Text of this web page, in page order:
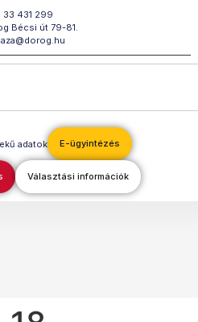
33 431 299
Bécsi út 79-81.
adatok E-ügyintézés
Választási információk